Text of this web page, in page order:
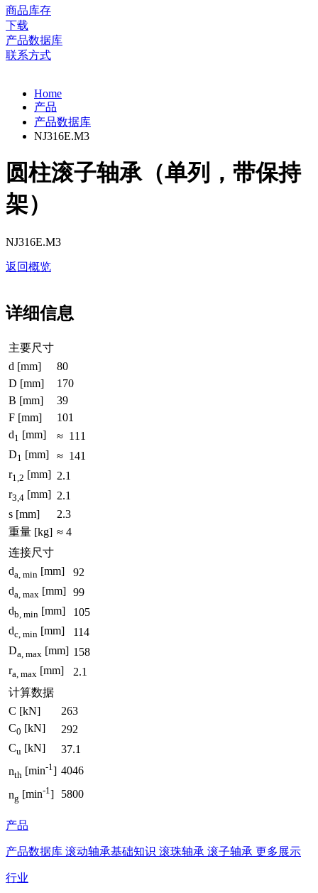
商品库存
下载
产品数据库
联系方式
Home
产品
产品数据库
NJ316E.M3
圆柱滚子轴承（单列，带保持
架）
NJ316E.M3
返回概览
详细信息
主要尺寸
d [mm]
80
D [mm]
170
B [mm]
39
F [mm]
101
d1 [mm]
≈ 111
D1 [mm]
≈ 141
r1,2 [mm] 2.1
r3,4 [mm] 2.1
s [mm]
2.3
重量 [kg] ≈ 4
连接尺寸
da, min [mm]
92
da, max [mm] 99
db, min [mm]
105
dc, min [mm]
114
Da, max [mm] 158
ra, max [mm]
2.1
计算数据
C [kN]
263
C0 [kN]
292
Cu [kN]
37.1
nth [min-1] 4046
ng [min-1] 5800
产品
产品数据库 滚动轴承基础知识 滚珠轴承 滚子轴承 更多展示
行业